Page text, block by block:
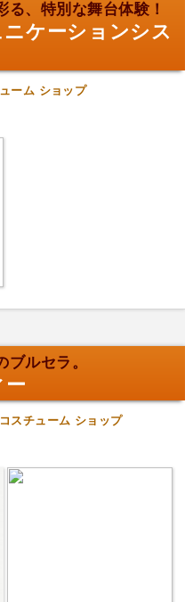
、特別な舞台体験！
ケーションシス
ーム ショップ
ルセラ。
ー
コスチューム ショップ